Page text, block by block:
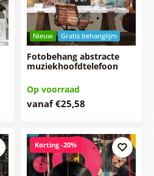
Nieuw Gratis behanglijm
Fotobehang abstracte
muziekhoofdtelefoon
Op voorraad
vanaf €25,58
Korting -20%